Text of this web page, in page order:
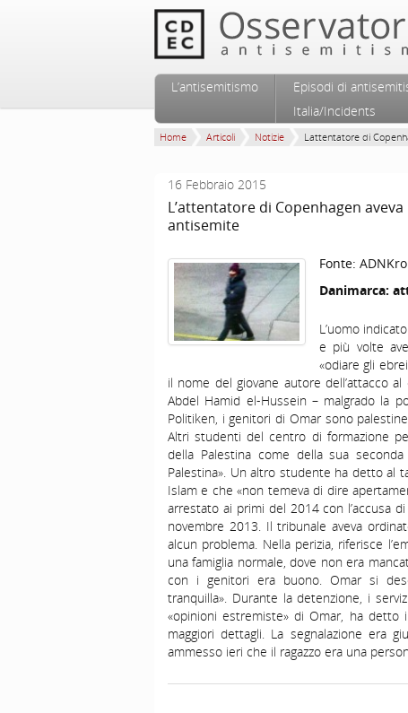
Menu principale
Vai al contenuto principale
Vai al contenuto secondario
L’antisemitismo
Episodi di
Italia/Incidents
Home Articoli Notizie Lattentatore di
16 Febbraio 2015
L’attentatore di Copenhagen
antisemite
Fonte:
Danimarca:
L’uomo
e più volte
«odiare gli
il nome del giovane autore dell’attacco
Abdel Hamid el-Hussein – malgrado la
Politiken, i genitori di Omar sono
Altri studenti del centro di formazione
della Palestina come della sua
Palestina». Un altro studente ha detto al
Islam e che «non temeva di dire
arrestato ai primi del 2014 con l’accusa
novembre 2013. Il tribunale aveva
alcun problema. Nella perizia, riferisce
una famiglia normale, dove non era
con i genitori era buono. Omar si
tranquilla». Durante la detenzione, i
«opinioni estremiste» di Omar, ha detto
maggiori dettagli. La segnalazione era
ammesso ieri che il ragazzo era una